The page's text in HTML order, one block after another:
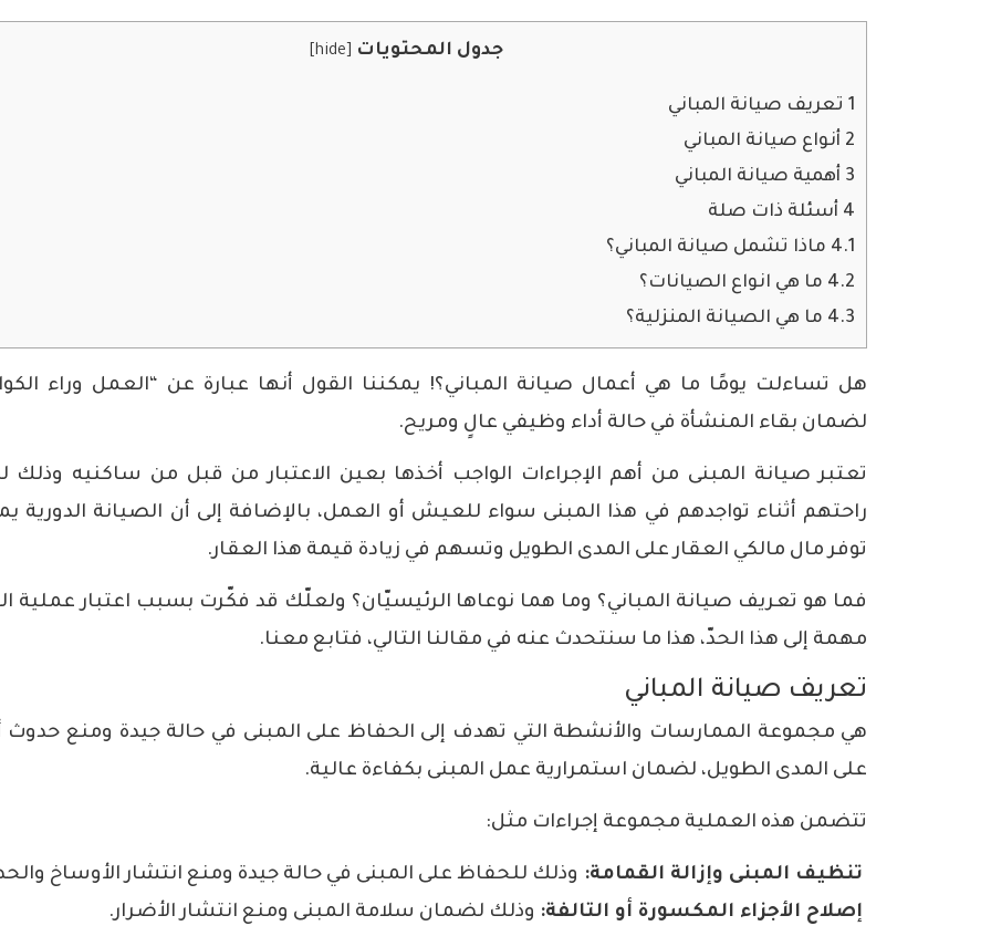
جدول المحتويات [
hide
]
1تعريف صيانة المباني
2 أنواع صيانة المباني
3 أهمية صيانة المباني
4 أسئلة ذات صلة
4.1 ماذا تشمل صيانة المباني؟
4.2 ما هي انواع الصيانات؟
4.3 ما هي الصيانة المنزلية؟
هل تساءلت يومًا ما هي أعمال صيانة المباني؟! يمكننا القول أنها عبارة عن “العمل وراء
لضمان بقاء المنشأة في حالة أداء وظيفي عالٍ ومريح.
تعتبر صيانة المبنى من أهم الإجراءات الواجب أخذها بعين الاعتبار من قبل من ساكنيه وذلك
راحتهم أثناء تواجدهم في هذا المبنى سواء للعيش أو العمل، بالإضافة إلى أن الصيانة الدورية
توفر مال مالكي العقار على المدى الطويل وتسهم في زيادة قيمة هذا العقار.
فما هو تعريف صيانة المباني؟ وما هما نوعاها الرئيسيّان؟ ولعلّك قد فكّرت بسبب اعتبار عملية
مهمة إلى هذا الحدّ، هذا ما سنتحدث عنه في مقالنا التالي، فتابع معنا.
تعريف صيانة المباني
هي مجموعة الممارسات والأنشطة التي تهدف إلى الحفاظ على المبنى في حالة جيدة ومنع حدوث
على المدى الطويل، لضمان استمرارية عمل المبنى بكفاءة عالية.
تتضمن هذه العملية مجموعة إجراءات مثل:
تنظيف المبنى وإزالة القمامة: وذلك للحفاظ على المبنى في حالة جيدة ومنع انتشار الأوساخ
إصلاح الأجزاء المكسورة أو التالفة: وذلك لضمان سلامة المبنى ومنع انتشار الأضرار.